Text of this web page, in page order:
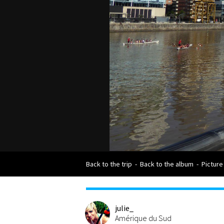
Back to the trip - Back to the album -
julie_
Amérique du Sud